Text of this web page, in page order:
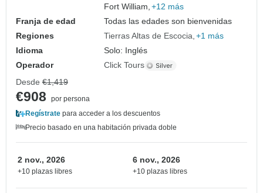
Fort William, +12 más
Franja de edad
Todas las edades son bienvenidas
Regiones
Tierras Altas de Escocia +1 más
Idioma
Solo: Inglés
Operador
Click Tours
Desde €1,419
€908
por persona
Regístrate para acceder a los descuentos
Precio basado en una habitación privada doble
2 nov., 2026
+10 plazas libres
6 nov., 2026
+10 plazas libres